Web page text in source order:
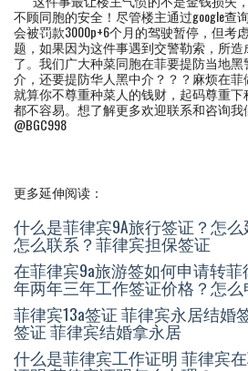
不顾同胞的安全！尽管楼主通过google查
会被罚款3000p+6个月的驾驶暂停，但考
题，如果因为这件事遇到交警勒索，所造
了。我们广大种菜同胞在菲要提防当地
介，还要提防华人黑中介？？？麻烦在菲
就算你不尊重种菜人的钱财，起码尊重
都不容易。想了解更多欢迎联系和咨询我
@BGC998
更多延伸阅读：
什么是菲律宾9A旅行签证？怎
怎么联系？菲律宾担保签证
在菲律宾9a旅游签如何申请转菲
年两年三年工作签证价格？怎
菲律宾13a签证 菲律宾永居结婚
签证 菲律宾结婚拿永居
什么是菲律宾工作证明 菲律宾